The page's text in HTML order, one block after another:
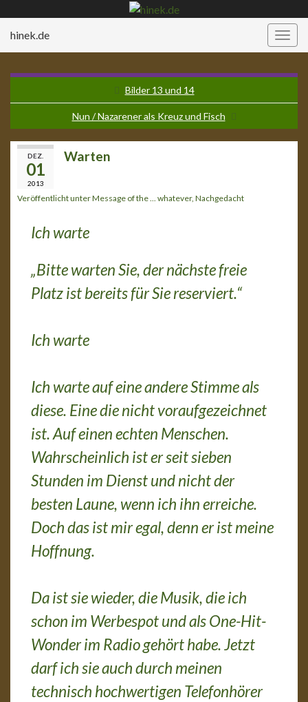
hinek.de
Bilder 13 und 14
Nun / Nazarener als Kreuz und Fisch
DEZ.
01
2013
Warten
Veröffentlicht unterMessage of the ... whatever, Nachgedacht
Ich warte
„Bitte warten Sie, der nächste freie
Platz ist bereits für Sie reserviert.“
Ich warte
Ich warte auf eine andere Stimme als
diese. Eine die nicht voraufgezeichnet
ist. Auf einen echten Menschen.
Wahrscheinlich ist er seit sieben
Stunden im Dienst und nicht der
besten Laune, wenn ich ihn erreiche.
Doch das ist mir egal, denn er ist meine
Hoffnung.
Da ist sie wieder, die Musik, die ich
schon im Werbespot und als One-Hit-
Wonder im Radio gehört habe. Jetzt
darf ich sie auch durch meinen
technisch hochwertigen Telefonhörer